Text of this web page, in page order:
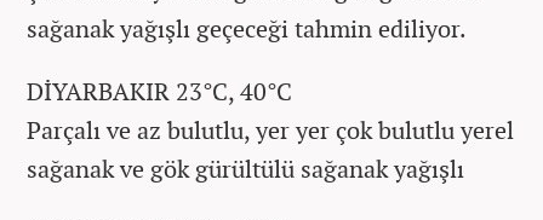
sağanak yağışlı geçeceği tahmin ediliyor.
DİYARBAKIR 23°C, 40°C
Parçalı ve az bulutlu, yer yer çok bulutlu yerel
sağanak ve gök gürültülü sağanak yağışlı